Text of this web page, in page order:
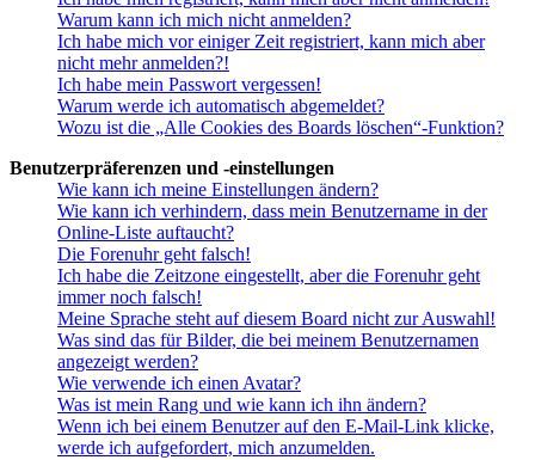
Warum kann ich mich nicht anmelden?
Ich habe mich vor einiger Zeit registriert, kann mich aber
nicht mehr anmelden?!
Ich habe mein Passwort vergessen!
Warum werde ich automatisch abgemeldet?
Wozu ist die „Alle Cookies des Boards löschen“-Funktion?
Benutzerpräferenzen und -einstellungen
Wie kann ich meine Einstellungen ändern?
Wie kann ich verhindern, dass mein Benutzername in der
Online-Liste auftaucht?
Die Forenuhr geht falsch!
Ich habe die Zeitzone eingestellt, aber die Forenuhr geht
immer noch falsch!
Meine Sprache steht auf diesem Board nicht zur Auswahl!
Was sind das für Bilder, die bei meinem Benutzernamen
angezeigt werden?
Wie verwende ich einen Avatar?
Was ist mein Rang und wie kann ich ihn ändern?
Wenn ich bei einem Benutzer auf den E-Mail-Link klicke,
werde ich aufgefordert, mich anzumelden.